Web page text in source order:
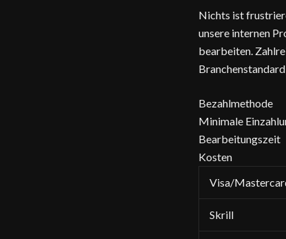
Nichts ist
unsere internen
bearbeiten.
Bezahlmethode
Minimale
Bearbeitungszeit
Kosten
Visa/
Skrill